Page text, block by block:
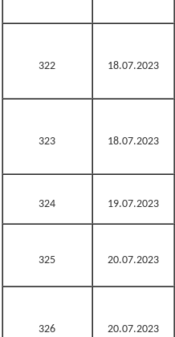
322 18.07.2023
323 18.07.2023
324 19.07.2023
325 20.07.2023
326 20.07.2023